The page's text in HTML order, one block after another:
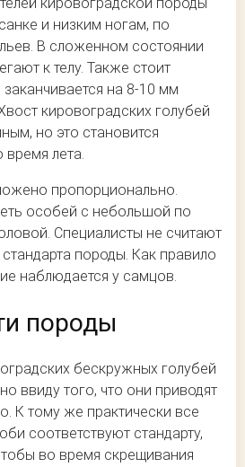
и низким ногам, по
В сложенном состоянии
к телу. Также стоит
заканчивается на 8-10 мм
кировоградских голубей
но это становится
лета.
пропорционально.
особей с небольшой по
Специалисты не считают
породы. Как правило
наблюдается у самцов.
породы
бескружных голубей
ввиду того, что они приводят
К тому же практически все
соответствуют стандарту,
во время скрещивания